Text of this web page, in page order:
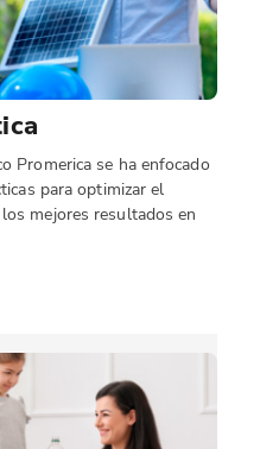
Promerica se ha enfocado
para optimizar el
mejores resultados en